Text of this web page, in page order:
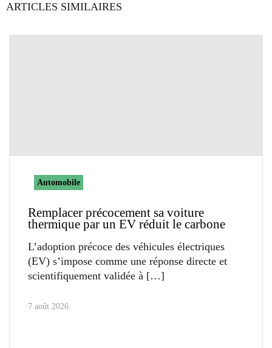
ARTICLES SIMILAIRES
Automobile
Remplacer précocement sa voiture
thermique par un EV réduit le carbone
L’adoption précoce des véhicules électriques
(EV) s’impose comme une réponse directe et
scientifiquement validée à
7 août 2026